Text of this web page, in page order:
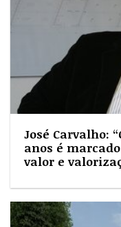
José Carvalho:
anos é
valor e